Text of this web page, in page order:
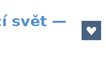
svět —